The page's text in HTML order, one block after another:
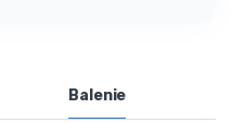
Balenie